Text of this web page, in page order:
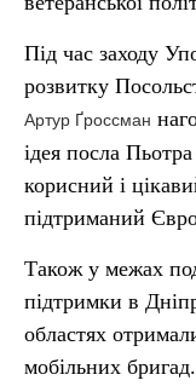
Під час заходу
розвитку
Артур Ґроссман
ідея посла
корисний і
підтриманий
Також у межах
підтримки в
областях
мобільних